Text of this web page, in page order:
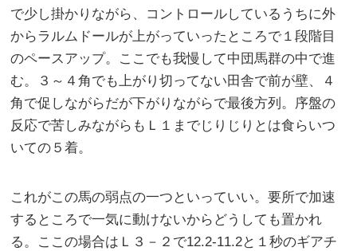
で少し掛かりながら、コントロールしているうちに外
からラルムドールが上がっていったところで１段階目
のペースアップ。ここでも我慢して中団馬群の中で進
む。３～４角でも上がり切ってない田舎で前が壁、４
角で促しながらだが下がりながらで最後方列。序盤の
反応で苦しみながらもＬ１までじりじりとは食らいつ
いての５着。
これがこの馬の弱点の一つといっていい。要所で加速
するところで一気に動けないからどうしても置かれ
る。ここの場合はＬ３－２で12.2-11.2と１秒のギアチ